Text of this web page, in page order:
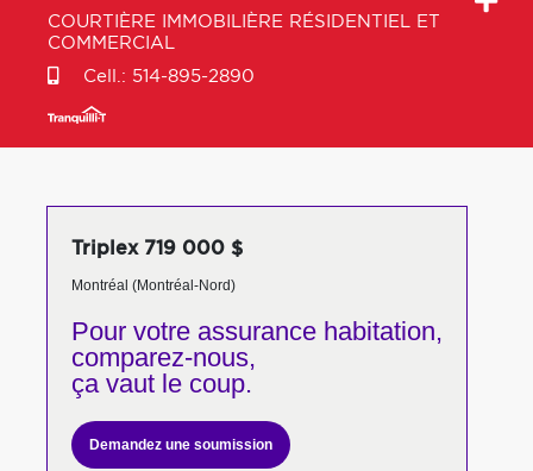
COURTIÈRE IMMOBILIÈRE RÉSIDENTIEL ET
COMMERCIAL
Cell.: 514-895-2890
Triplex 719 000 $
Montréal (Montréal-Nord)
Pour votreassurance habitation,
comparez-nous,
ça vaut le coup.
Demandez une soumission